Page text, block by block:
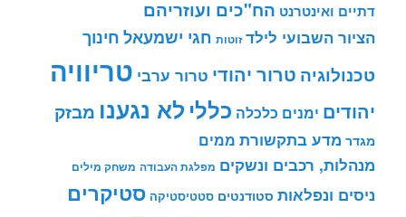
דתיים ואינטרנט הח"כים ועוזריהם
הציור השבועי לילד זוטות חגי ישמעאל חינוך
טכנולוגיה טרור יהודי טרור ערבי טריוויה
יהודים ימנים כלכלה כללי לא נגענו מבזק
מגדר מדע בתקשורת ממים
מנהלות, רכבים ונשקים מפלגת העבודה משחק מילים
ניסים ונפלאות סטודנטים סטטיסטיקה סטיקרים